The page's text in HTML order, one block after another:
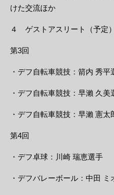
けた交流ほか
４ ゲストアスリート（予定）
第3回
・デフ自転車競技：箭内 秀平
・デフ自転車競技：早瀨 久美
・デフ自転車競技：早瀨 憲太
第4回
・デフ卓球：川崎 瑞恵選手
・デフバレーボール：中田 ミ